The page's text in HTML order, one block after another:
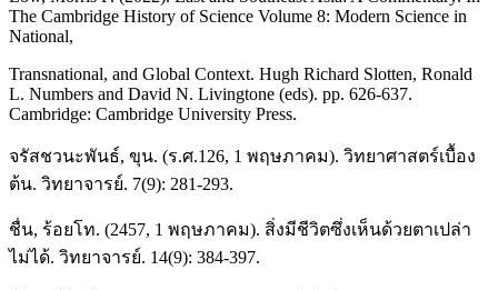
The Cambridge History of Science Volume 8: Modern Science in
National,
Transnational, and Global Context. Hugh Richard Slotten, Ronald
L. Numbers and David N. Livingtone (eds). pp. 626-637.
Cambridge: Cambridge University Press.
จรัสชวนะพันธ์, ขุน. (ร.ศ.126, 1 พฤษภาคม). วิทยาศาสตร์เบื้อง
ต้น. วิทยาจารย์. 7(9): 281-293.
ชื่น, ร้อยโท. (2457, 1 พฤษภาคม). สิ่งมีชีวิตซึ่งเห็นด้วยตาเปล่า
ไม่ได้. วิทยาจารย์. 14(9): 384-397.